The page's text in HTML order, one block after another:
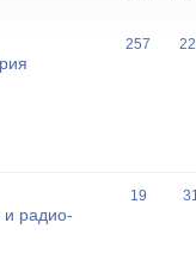
257
радио-
19